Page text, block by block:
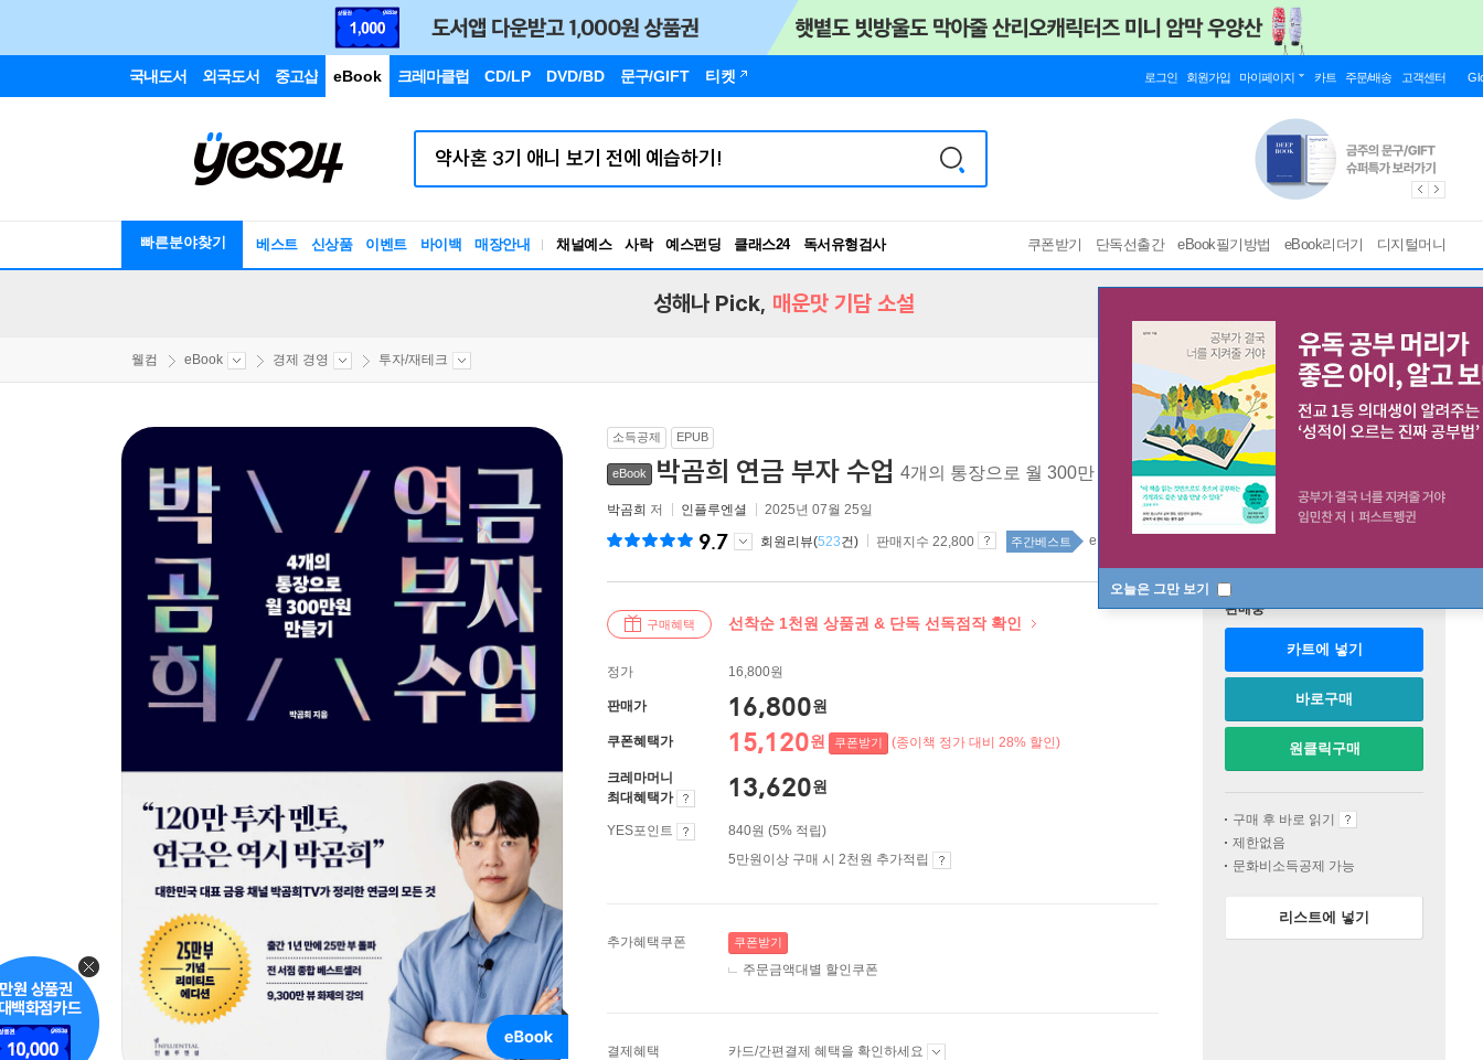
국내도서 외국도서 중고샵 eBook 크레마클럽 CD/LP DVD/BD 문구/GIFT 티켓 로그인 회원가입 마이페이지 카트 주문/배송 고객센터
빠른분야찾기 베스트 신상품 이벤트 바이백 매장안내 채널예스 사락 예스펀딩 클래스24
RBTI Lab
독서유형검사
쿠폰받기 단독선출간 eBook필기방법 eBook리더기 디지털머니
오늘은 그만 보기
성해나 Pick, 매운맛 기담 소설
웰컴 eBook 경제 경영 투자/재테크
소득공제 EPUB
eBook 박곰희 연금 부자 수업 4개의 통장으로 월 300만 원 만들기[ EPUB ]
박곰희 저 인플루엔셜 2025년 07월 25일
9.7 회원리뷰(523건) 판매지수 22,800 주간베스트 eBook종합 52위
구매혜택 선착순 1천원 상품권 & 단독 선독점작 확인
정가 16,800원
판매가 16,800원
쿠폰혜택가 15,120원 쿠폰받기 (종이책 정가 대비 28% 할인)
크레마머니
최대혜택가
13,620원
YES포인트
840원 (5% 적립)
5만원이상 구매 시 2천원 추가적립
추가혜택쿠폰 쿠폰받기
주문금액대별 할인쿠폰
결제혜택 카드/간편결제 혜택을 확인하세요
판매중
카트에 넣기
바로구매
원클릭구매
구매 후 바로 읽기
제한없음
문화비소득공제 가능
리스트에 넣기